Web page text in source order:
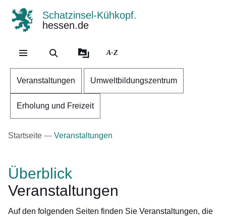
Schatzinsel-Kühkopf.
hessen.de
A-Z
Veranstaltungen Umweltbildungszentrum
Erholung und Freizeit
Startseite Veranstaltungen
Überblick
Veranstaltungen
Auf den folgenden Seiten finden Sie Veranstaltungen, die